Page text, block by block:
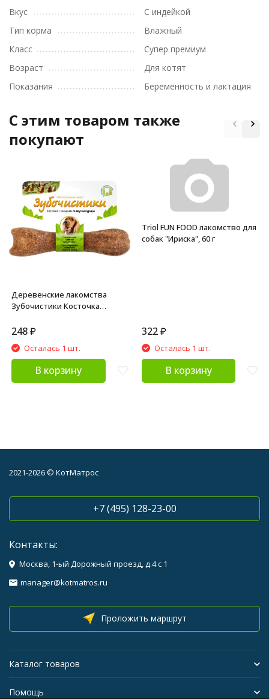
Вкус
С индейкой
Тип корма
Влажный
Класс
Супер премиум
Возраст
Для котят
Показания
Беременность и лактация
C этим товаром также
покупают
Деревенские лакомства
Зубочистики Косточка
средних пород 10-25 кг
248₽
Осталась 1 шт.
В корзину
Triol FUN FOOD лакомство для
собак "Ириска", 60 г
322 ₽
Осталась 1 шт.
В корзину
2021-2026 © КотМатрос
+7 (495) 128-23-00
Контакты:
Москва, 1-ый Дорожный проезд, д.4 с 1
manager@kotmatros.ru
Проложить маршрут
Каталог товаров
Помощь